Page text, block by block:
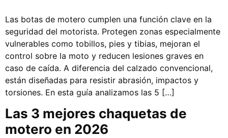
Las botas de motero cumplen una función clave en la
seguridad del motorista. Protegen zonas especialmente
vulnerables como tobillos, pies y tibias, mejoran el
control sobre la moto y reducen lesiones graves en
caso de caída. A diferencia del calzado convencional,
están diseñadas para resistir abrasión, impactos y
torsiones. En esta guía analizamos las 5 […]
Las 3 mejores chaquetas de
motero en 2026